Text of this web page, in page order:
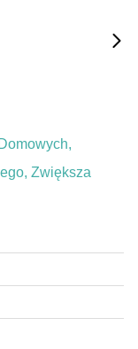
Zwiększa